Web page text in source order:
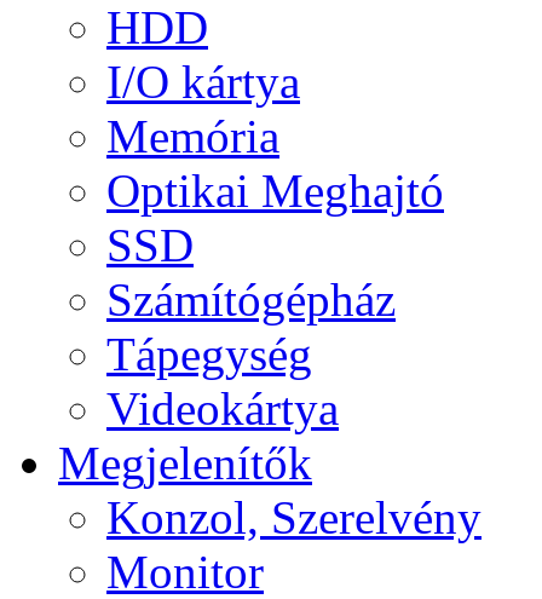
HDD
I/O kártya
Memória
Optikai Meghajtó
SSD
Számítógépház
Tápegység
Videokártya
Megjelenítők
Konzol, Szerelvény
Monitor